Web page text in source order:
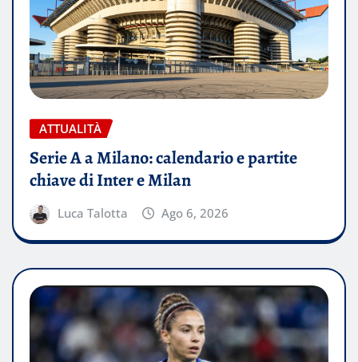
ATTUALITÀ
Serie A a Milano: calendario e partite
chiave di Inter e Milan
Luca Talotta Ago 6, 2026